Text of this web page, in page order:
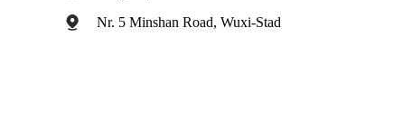
Nr. 5 Minshan Road, Wuxi-Stad